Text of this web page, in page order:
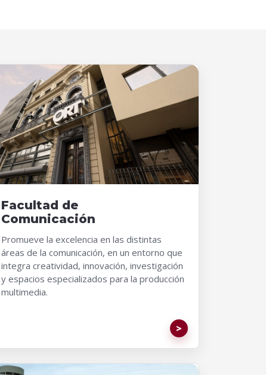
Facultad de
Comunicación
Promueve la excelencia en las distintas
áreas de la comunicación, en un entorno que
integra creatividad, innovación, investigación
y espacios especializados para la producción
multimedia.